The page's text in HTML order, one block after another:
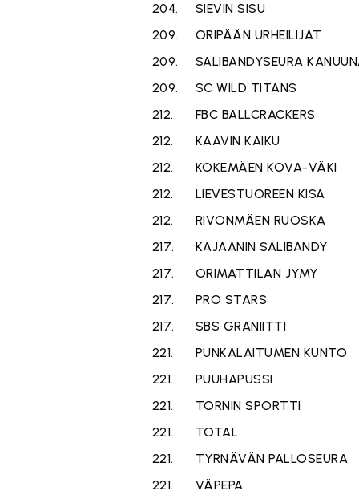
204.
SIEVIN SISU
209.
ORIPÄÄN URHEILIJAT
209.
SALIBANDYSEURA
209.
SC WILD TITANS
212.
FBC BALLCRACKERS
212.
KAAVIN KAIKU
212.
KOKEMÄEN KOVA-VÄKI
212.
LIEVESTUOREEN KISA
212.
RIVONMÄEN RUOSKA
217.
KAJAANIN SALIBANDY
217.
ORIMATTILAN JYMY
217.
PRO STARS
217.
SBS GRANIITTI
221.
PUNKALAITUMEN KUNTO
221.
PUUHAPUSSI
221.
TORNIN SPORTTI
221.
TOTAL
221.
TYRNÄVÄN PALLOSEURA
221.
VÄPEPA